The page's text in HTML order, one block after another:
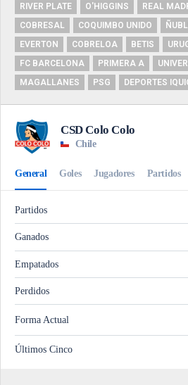
RIVER PLATE
O'HIGGINS REAL
COBRESAL
COQUIMBO UNIDO
EVERTON
COBRELOA BETIS
FC BARCELONA
PRIMERA A
MAGALLANES
PSG DEPORTES